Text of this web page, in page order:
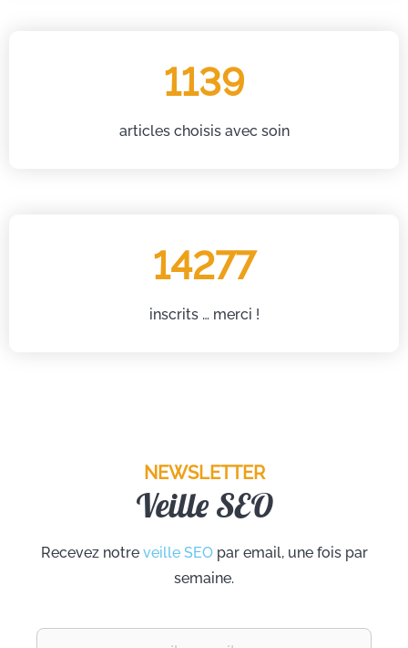
1139
articles choisis avec soin
14277
inscrits … merci !
NEWSLETTER
Veille SEO
Recevez notre veille SEOpar email, une fois par
semaine.